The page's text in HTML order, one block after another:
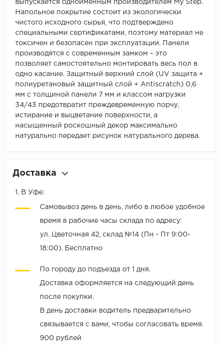
выпускается одноименным производителем My Step.
Напольное покрытие состоит из экологически
чистого исходного сырья, что подтверждено
специальными сертификатами, поэтому материал не
токсичен и безопасен при эксплуатации. Панели
производятся с современным замком – это
позволяет самостоятельно монтировать весь пол в
одно касание. Защитный верхний слой (UV защита +
полиуретановый защитный слой + Antiscratch) 0,6
мм с толщиной панели 7 мм и классом нагрузки
34/43 предотвратит преждевременную порчу,
истирание и выцветание поверхности, а
насыщенный роскошный декор максимально
натурально передает рисунок натурального дерева.
Доставка
1. В Уфе:
Самовывоз день в день, либо в любое удобное
время в рабочие часы склада по адресу:
ул. Цветочная 42, склад №14 (Пн - Пт 9:00-
18:00). Бесплатно
По городу до подъезда от 1 дня.
Доставка оформляется на следующий день
после покупки.
В день доставки водитель предварительно
связывается с вами, чтобы согласовать время.
900 рублей